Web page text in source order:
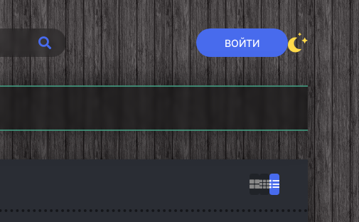
ВОЙТИ
Опустошение
Семья Кардашьян
Секретный
уровень (2026)